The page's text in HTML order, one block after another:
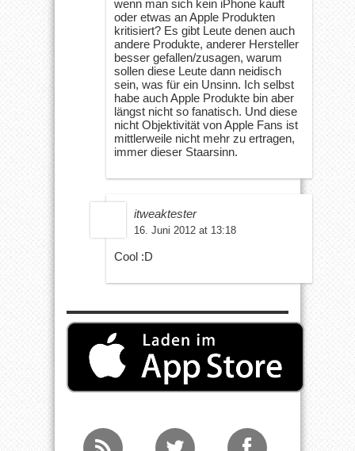
wenn man sich kein iPhone kauft
oder etwas an Apple Produkten
kritisiert? Es gibt Leute denen auch
andere Produkte, anderer Hersteller
besser gefallen/zusagen, warum
sollen diese Leute dann neidisch
sein, was für ein Unsinn. Ich selbst
habe auch Apple Produkte bin aber
längst nicht so fanatisch. Und diese
nicht Objektivität von Apple Fans ist
mittlerweile nicht mehr zu ertragen,
immer dieser Staarsinn.
itweaktester
16. Juni 2012 at 13:18
Cool :D